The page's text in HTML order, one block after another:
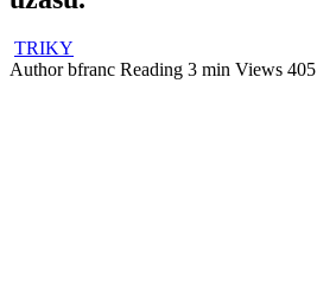
TRIKY
Author bfranc Reading 3 min Views 405